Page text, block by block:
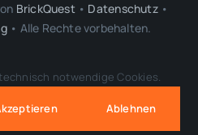
BrickQuest• Datenschutz•
• Alle Rechte vorbehalten.
oder unterstützt wird.
oder rechtliche Verbindung zu
notwendige Cookies.
Ablehnen